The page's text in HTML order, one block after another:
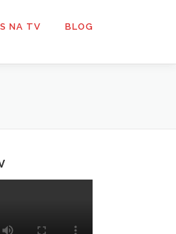
NA TV BLOG